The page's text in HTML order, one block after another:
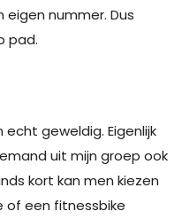
nummer. Dus
pad.
echt geweldig. Eigenlijk
uit mijn groep ook
kort kan men kiezen
of een fitnessbike